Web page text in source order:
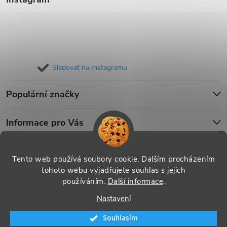
Tento web používá soubory cookie. Dalším procházením
tohoto webu vyjadřujete souhlas s jejich
používáním. Další informace.
Nastavení
Souhlasím
Sledovat na Instagramu
Populární značky
Informace pro Vás
Vytvořil Shoptet
Copyright 2026 . Všechna práva vyhrazena.
nastavení cookies